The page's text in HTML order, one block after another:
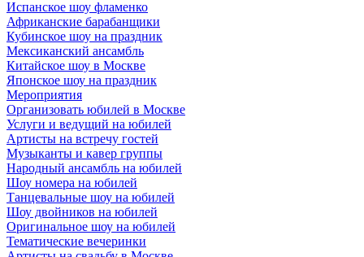
Испанское шоу фламенко
Африканские барабанщики
Кубинское шоу на праздник
Мексиканский ансамбль
Китайское шоу в Москве
Японское шоу на праздник
Мероприятия
Организовать юбилей в Москве
Услуги и ведущий на юбилей
Артисты на встречу гостей
Музыканты и кавер группы
Народный ансамбль на юбилей
Шоу номера на юбилей
Танцевальные шоу на юбилей
Шоу двойников на юбилей
Оригинальное шоу на юбилей
Тематические вечеринки